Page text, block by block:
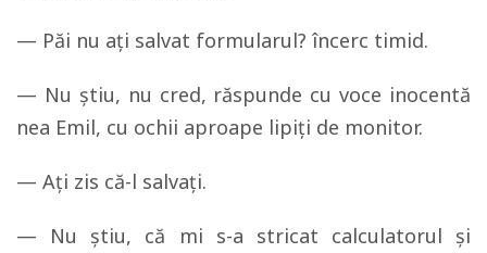
— Păi nu aţi salvat formularul? încerc timid.
— Nu ştiu, nu cred, răspunde cu voce inocentă
nea Emil, cu ochii aproape lipiţi de monitor.
— Aţi zis că-l salvaţi.
— Nu ştiu, că mi s-a stricat calculatorul şi